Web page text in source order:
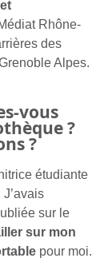
Rhône-
des
Alpes.
vous
?
?
étudiante
sur le
sur mon
pour moi.